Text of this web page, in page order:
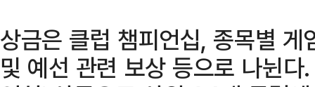
상금은 클럽 챔피언십, 종목별 게
및 예선 관련 보상 등으로 나뉜